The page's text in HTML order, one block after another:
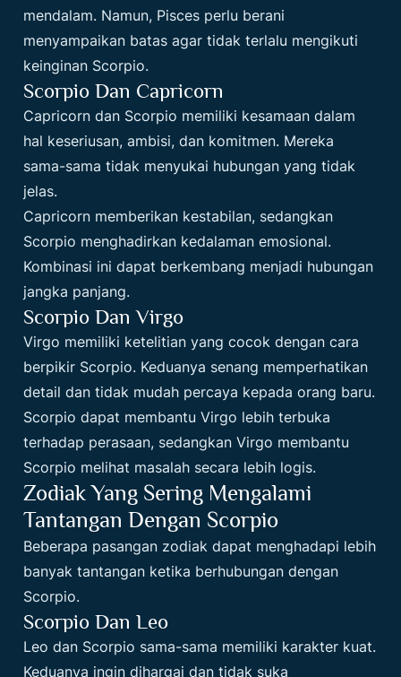
mendalam. Namun, Pisces perlu berani
menyampaikan batas agar tidak terlalu mengikuti
keinginan Scorpio.
Scorpio Dan Capricorn
Capricorn dan Scorpio memiliki kesamaan dalam
hal keseriusan, ambisi, dan komitmen. Mereka
sama-sama tidak menyukai hubungan yang tidak
jelas.
Capricorn memberikan kestabilan, sedangkan
Scorpio menghadirkan kedalaman emosional.
Kombinasi ini dapat berkembang menjadi hubungan
jangka panjang.
Scorpio Dan Virgo
Virgo memiliki ketelitian yang cocok dengan cara
berpikir Scorpio. Keduanya senang memperhatikan
detail dan tidak mudah percaya kepada orang baru.
Scorpio dapat membantu Virgo lebih terbuka
terhadap perasaan, sedangkan Virgo membantu
Scorpio melihat masalah secara lebih logis.
Zodiak Yang Sering Mengalami
Tantangan Dengan Scorpio
Beberapa pasangan zodiak dapat menghadapi lebih
banyak tantangan ketika berhubungan dengan
Scorpio.
Scorpio Dan Leo
Leo dan Scorpio sama-sama memiliki karakter kuat.
Keduanya ingin dihargai dan tidak suka